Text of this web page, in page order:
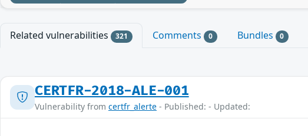
Related vulnerabilities 321 Comments 0 Bundles 0
CERTFR-2018-ALE-001
Vulnerability from certfr_alerte - Published: - Updated: